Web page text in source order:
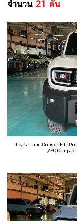
จำนวน 21 คัน
Toyota Land Cruiser FJ ,
,AFC